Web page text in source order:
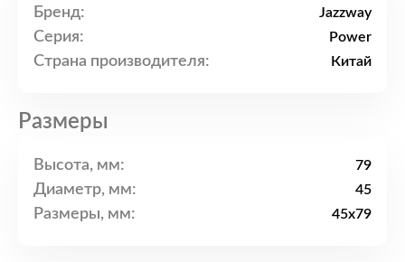
Бренд: Jazzway
Серия: Power
Страна производителя: Китай
Размеры
Высота, мм: 79
Диаметр, мм: 45
Размеры, мм: 45x79